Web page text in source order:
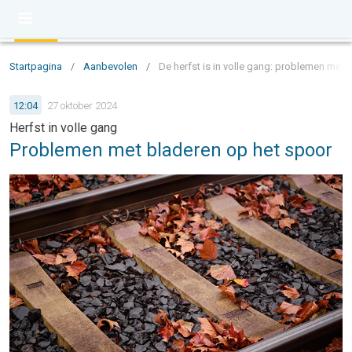
Startpagina / Aanbevolen / De herfst is in volle gang: problemen met
12:04 27 oktober 2024
Herfst in volle gang
Problemen met bladeren op het spoor